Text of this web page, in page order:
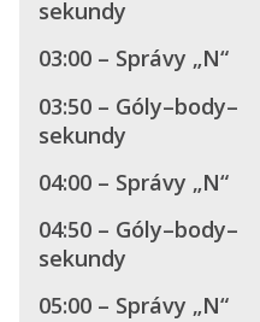
sekundy
03:00 – Správy „N“
03:50 – Góly–body–
sekundy
04:00 – Správy „N“
04:50 – Góly–body–
sekundy
05:00 – Správy „N“